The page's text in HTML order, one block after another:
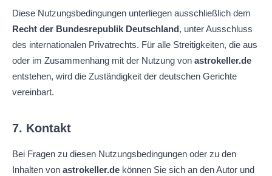
Diese Nutzungsbedingungen unterliegen ausschließlich dem
Recht der Bundesrepublik Deutschland, unter Ausschluss
des internationalen Privatrechts. Für alle Streitigkeiten, die aus
oder im Zusammenhang mit der Nutzung von astrokeller.de
entstehen, wird die Zuständigkeit der deutschen Gerichte
vereinbart.
7. Kontakt
Bei Fragen zu diesen Nutzungsbedingungen oder zu den
Inhalten von astrokeller.de können Sie sich an den Autor und